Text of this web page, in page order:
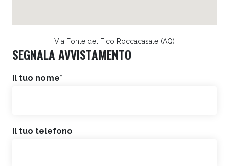
Via Fonte del Fico Roccacasale (AQ)
SEGNALA AVVISTAMENTO
Il tuo nome*
Il tuo telefono